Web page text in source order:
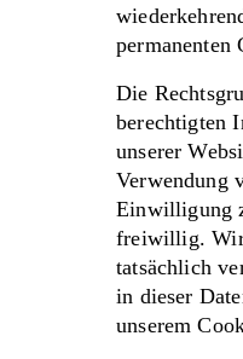
Die
berechtigten
unserer
Verwendung
Einwilligung
freiwillig.
tatsächlich
in dieser
unserem